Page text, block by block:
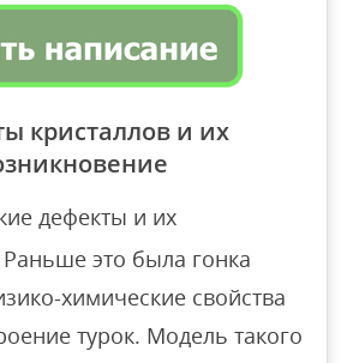
кристаллов и их
дефекты и их
это была гонка
химические свойства
турок. Модель такого